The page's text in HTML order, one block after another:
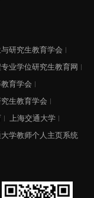
研究生教育学会
业学位研究生教育网
育学会
究生教育学会
上海交通大学
大学教师个人主页系统